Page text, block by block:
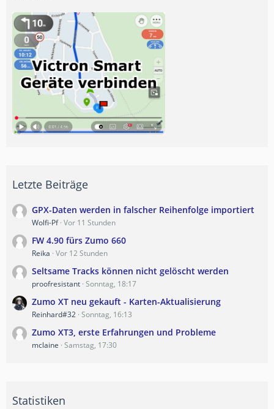
Letzte Beiträge
GPX-Daten werden in falscher Reihenfolge importiert
Wolfi-Pf Vor 11 Stunden
FW 4.90 fürs Zumo 660
Reika Vor 12 Stunden
Seltsame Tracks können nicht gelöscht werden
proofresistant Sonntag, 18:17
Zumo XT neu gekauft - Karten-Aktualisierung
Reinhard#32 Sonntag, 16:13
Zumo XT3, erste Erfahrungen und Probleme
mclaine Samstag, 17:30
Statistiken